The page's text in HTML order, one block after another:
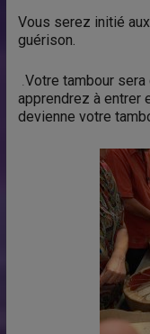
Vous serez initié
guérison.
.Votre tambour
apprendrez à entrer
devienne votre